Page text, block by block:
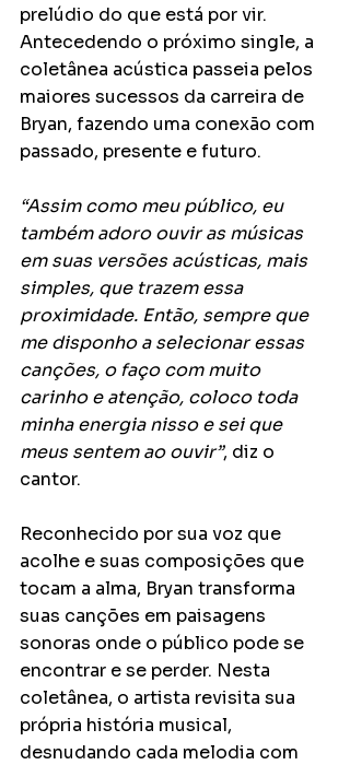
prelúdio do que está por vir.
Antecedendo o próximo single, a
coletânea acústica passeia pelos
maiores sucessos da carreira de
Bryan, fazendo uma conexão com
passado, presente e futuro.
“Assim como meu público, eu
também adoro ouvir as músicas
em suas versões acústicas, mais
simples, que trazem essa
proximidade. Então, sempre que
me disponho a selecionar essas
canções, o faço com muito
carinho e atenção, coloco toda
minha energia nisso e sei que
meus sentem ao ouvir”, diz o
cantor.
Reconhecido por sua voz que
acolhe e suas composições que
tocam a alma, Bryan transforma
suas canções em paisagens
sonoras onde o público pode se
encontrar e se perder. Nesta
coletânea, o artista revisita sua
própria história musical,
desnudando cada melodia com